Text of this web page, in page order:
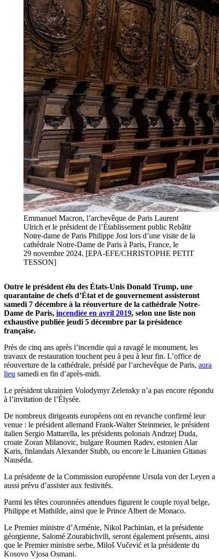
Emmanuel Macron, l’archevêque de Paris Laurent
Ulrich et le président de l’Établissement public Rebâtir
Notre-dame de Paris Philippe Jost lors d’une visite de la
cathédrale Notre-Dame de Paris à Paris, France, le
29 novembre 2024. [EPA-EFE/CHRISTOPHE PETIT
TESSON]
Outre le président élu des États-Unis Donald Trump, une
quarantaine de chefs d’État et de gouvernement assisteront
samedi 7 décembre à la réouverture de la cathédrale Notre-
Dame de Paris, incendiée en avril 2019, selon une liste non
exhaustive publiée jeudi 5 décembre par la présidence
française.
Près de cinq ans après l’incendie qui a ravagé le monument, les
travaux de restauration touchent peu à peu à leur fin. L’office de
réouverture de la cathédrale, présidé par l’archevêque de Paris, aura
lieu samedi en fin d’après-midi.
Le président ukrainien Volodymyr Zelensky n’a pas encore répondu
à l’invitation de l’Élysée.
De nombreux dirigeants européens ont en revanche confirmé leur
venue : le président allemand Frank-Walter Steinmeier, le président
italien Sergio Mattarella, les présidents polonais Andrzej Duda,
croate Zoran Milanovic, bulgare Roumen Radev, estonien Alar
Karis, finlandais Alexander Stubb, ou encore le Lituanien Gitanas
Nauséda.
La présidente de la Commission européenne Ursula von der Leyen a
aussi prévu d’assister aux festivités.
Parmi les têtes couronnées attendues figurent le couple royal belge,
Philippe et Mathilde, ainsi que le Prince Albert de Monaco.
Le Premier ministre d’Arménie, Nikol Pachinian, et la présidente
géorgienne, Salomé Zourabichvili, seront également présents, ainsi
que le Premier ministre serbe, Miloš Vučević et la présidente du
Kosovo Vjosa Osmani.